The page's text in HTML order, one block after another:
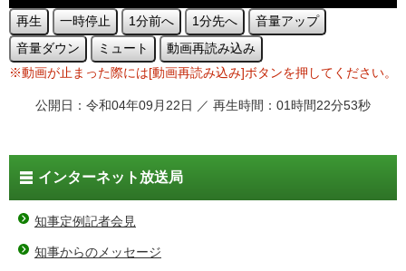
再生 一時停止 1分前へ 1分先へ
音量アップ
音量ダウン
ミュート
動画再読み込み
※動画が止まった際には[動画再読み込み]ボタンを押してください。
公開日：令和04年09月22日 ／ 再生時間：01時間22分53秒
インターネット放送局
知事定例記者会見
知事からのメッセージ